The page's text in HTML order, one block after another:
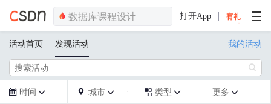
打开App
活动首页 发现活动 我的活动

 时间   城市   类型  更多 